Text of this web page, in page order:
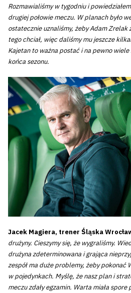
Rozmawialiśmy w tygodniu i
drugiej połowie meczu. W planach było
ostatecznie uznaliśmy, żeby Adam Zrelak
tego chciał, więc daliśmy mu jeszcze
Kajetan to ważna postać i na pewno
końca sezonu.
Jacek Magiera, trener Śląska
drużyny. Cieszymy się, że wygraliśmy.
drużyna zdeterminowana i grająca
zespół ma duże problemy, żeby pokonać
w pojedynkach. Myślę, że nasz plan i
meczu zdały egzamin. Warta miała